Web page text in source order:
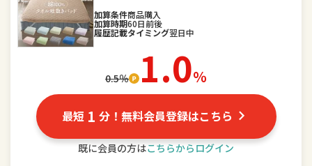
スポーツ・アウトドア
TV・オーディオ・カメラ
スマートフォン・タブレット 食品
スイーツ・お菓子 水・ソフトドリンク
ビール・洋酒 日本酒・焼酎
加算条件商品購入
加算時期60日前後
履歴記載タイミング翌日中
0.5％ 1.0％
最短 1 分！無料会員登録はこちら
既に会員の方はこちらからログイン